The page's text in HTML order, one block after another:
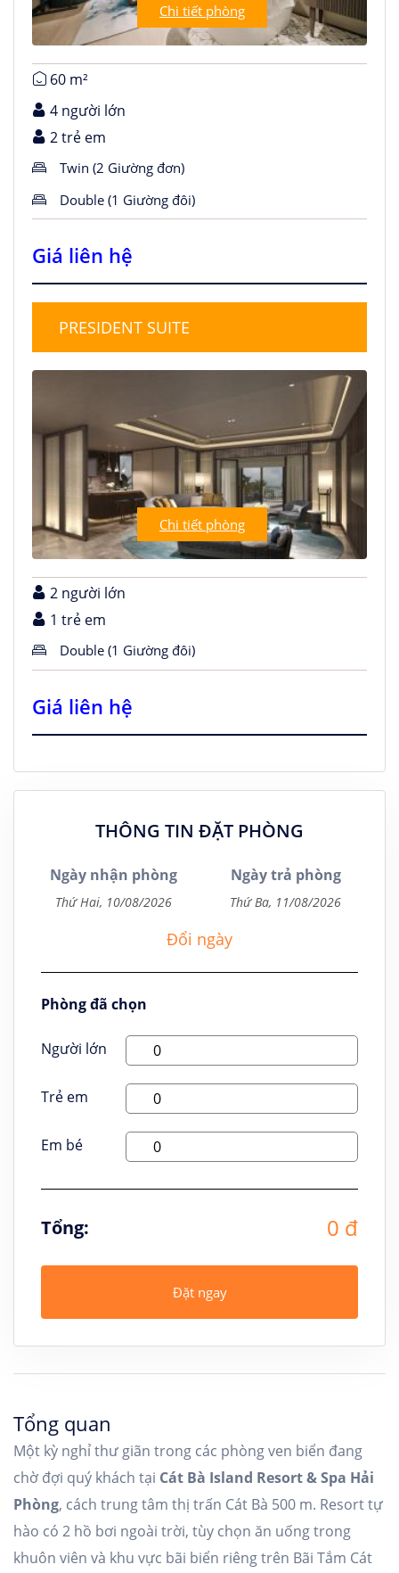
Chi tiết phòng
60 m²
4 người lớn
2 trẻ em
Twin (2 Giường đơn)
Double (1 Giường đôi)
Giá liên hệ
PRESIDENT SUITE
Chi tiết phòng
2 người lớn
1 trẻ em
Double (1 Giường đôi)
Giá liên hệ
THÔNG TIN ĐẶT PHÒNG
Ngày nhận phòng Ngày trả phòng
Đổi ngày
Phòng đã chọn
Người lớn
Trẻ em
Em bé
Tổng: 0 đ
Đặt ngay
Tổng quan
Một kỳ nghỉ thư giãn trong các phòng ven biển đang
chờ đợi quý khách tại Cát Bà Island Resort & Spa Hải
Phòng, cách trung tâm thị trấn Cát Bà 500 m. Resort tự
hào có 2 hồ bơi ngoài trời, tùy chọn ăn uống trong
khuôn viên và khu vực bãi biển riêng trên Bãi Tắm Cát